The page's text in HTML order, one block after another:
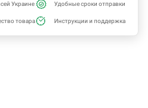
Украине Удобные сроки отправки
товара Инструкции и поддержка